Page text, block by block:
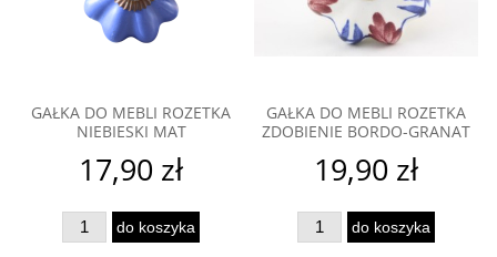
GAŁKA DO MEBLI ROZETKA
NIEBIESKI MAT
17,90 zł
do koszyka
GAŁKA DO MEBLI ROZETKA
ZDOBIENIE BORDO-GRANAT
19,90 zł
do koszyka